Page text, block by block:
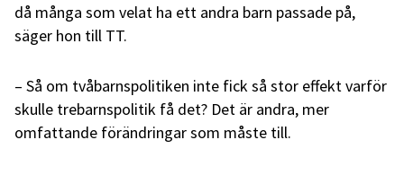
då många som velat ha ett andra barn passade på,
säger hon till TT.
– Så om tvåbarnspolitiken inte fick så stor effekt varför
skulle trebarnspolitik få det? Det är andra, mer
omfattande förändringar som måste till.